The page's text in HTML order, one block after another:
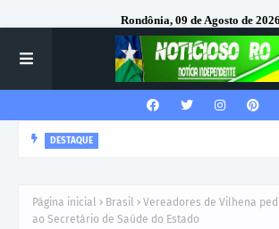
Rondônia, 09 de Agosto de 2026
DESTAQUE
Página inicial Brasil
Vereadores de Vilhena
ao Secretário de Saúde do Estado